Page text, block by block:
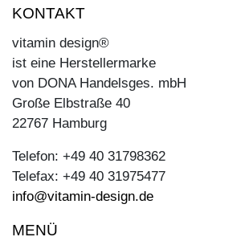
KONTAKT
vitamin design®
ist eine Herstellermarke
von DONA Handelsges. mbH
Große Elbstraße 40
22767 Hamburg
Telefon: +49 40 31798362
Telefax: +49 40 31975477
info@vitamin-design.de
MENÜ